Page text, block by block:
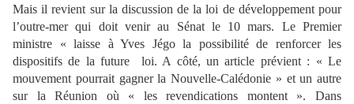
Mais il revient sur la discussion de la loi de développement pour
l’outre-mer qui doit venir au Sénat le 10 mars. Le Premier
ministre « laisse à Yves Jégo la possibilité de renforcer les
dispositifs de la future loi. A côté, un article prévient : « Le
mouvement pourrait gagner la Nouvelle-Calédonie » et un autre
sur la Réunion où « les revendications montent ». Dans